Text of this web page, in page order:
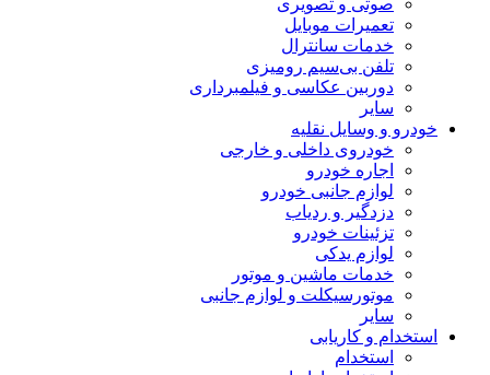
صوتی و تصویری
تعمیرات موبایل
خدمات سانترال
تلفن بی‌سیم رومیزی
دوربین عکاسی و فیلمبرداری
سایر
خودرو و وسایل نقلیه
خودروی داخلی و خارجی
اجاره خودرو
لوازم جانبی خودرو
دزدگیر و ردیاب
تزئینات خودرو
لوازم یدکی
خدمات ماشین و موتور
موتورسیکلت و لوازم جانبی
سایر
استخدام و کاریابی
استخدام